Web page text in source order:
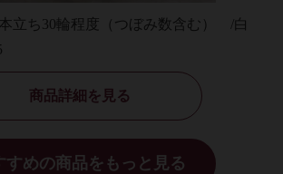
立ち30輪程度（つぼみ数含む） /白
商品詳細を見る
すめの商品をもっと見る